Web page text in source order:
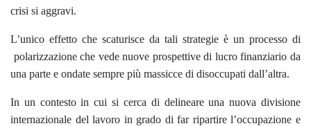
crisi si aggravi.
L’unico effetto che scaturisce da tali strategie è un processo di
polarizzazione che vede nuove prospettive di lucro finanziario da
una parte e ondate sempre più massicce di disoccupati dall’altra.
In un contesto in cui si cerca di delineare una nuova divisione
internazionale del lavoro in grado di far ripartire l’occupazione e